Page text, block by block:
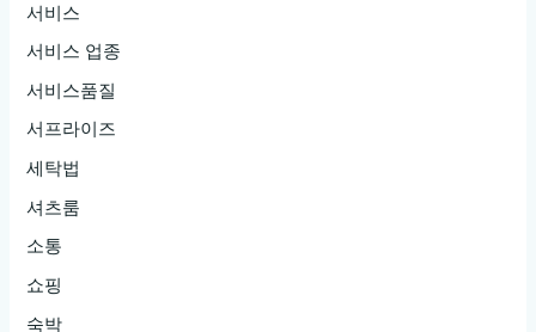
서비스
서비스 업종
서비스품질
서프라이즈
세탁법
셔츠룸
소통
쇼핑
숙박